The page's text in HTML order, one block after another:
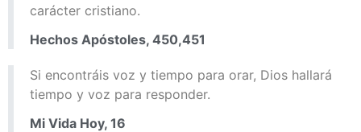
carácter cristiano.
Hechos Apóstoles, 450,451
Si encontráis voz y tiempo para orar, Dios hallará
tiempo y voz para responder.
Mi Vida Hoy, 16